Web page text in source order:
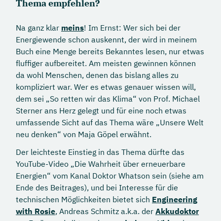
Thema empfehlen?
Na ganz klar meins! Im Ernst: Wer sich bei der
Energiewende schon auskennt, der wird in meinem
Buch eine Menge bereits Bekanntes lesen, nur etwas
fluffiger aufbereitet. Am meisten gewinnen können
da wohl Menschen, denen das bislang alles zu
kompliziert war. Wer es etwas genauer wissen will,
dem sei „So retten wir das Klima“ von Prof. Michael
Sterner ans Herz gelegt und für eine noch etwas
umfassende Sicht auf das Thema wäre „Unsere Welt
neu denken“ von Maja Göpel erwähnt.
Der leichteste Einstieg in das Thema dürfte das
YouTube-Video „Die Wahrheit über erneuerbare
Energien“ vom Kanal Doktor Whatson sein (siehe am
Ende des Beitrages), und bei Interesse für die
technischen Möglichkeiten bietet sich Engineering
with Rosie, Andreas Schmitz a.k.a. der Akkudoktor